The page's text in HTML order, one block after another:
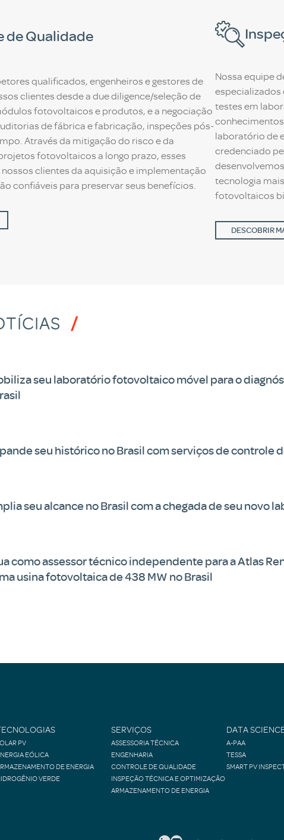
de Qualidade
qualificados, engenheiros e gestores de
clientes desde a due diligence/seleção de
fotovoltaicos e produtos, e a negociação
de fábrica e fabricação, inspeções pós-
Através da mitigação do risco e da
fotovoltaicos a longo prazo, esses
clientes da aquisição e implementação
confiáveis para preservar seus benefícios.
Nossa equipe
especializados
testes em
laboratório de
credenciado
tecnologia
fotovoltaicos
DESCOBRIR
seu laboratório fotovoltaico móvel para o
seu histórico no Brasil com serviços de controle
seu alcance no Brasil com a chegada de seu novo
como assessor técnico independente para a Atlas
usina fotovoltaica de 438 MW no Brasil
PV
EÓLICA
DE ENERGIA
VERDE
SERVIÇOS
ASSESSORIA TÉCNICA
ENGENHARIA
CONTROLE DE QUALIDADE
INSPEÇÃO TÉCNICA E OPTIMIZAÇÃO
ARMAZENAMENTO DE ENERGIA
DATA
A-PAA
TESSA
SMART PV